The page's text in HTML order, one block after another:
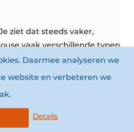
ziet dat steeds vaker,
vaak verschillende typen
ook verschillende
maar ook een scheiding
meerdere huurders?
Daarmee analyseren we
website en verbeteren we
Details